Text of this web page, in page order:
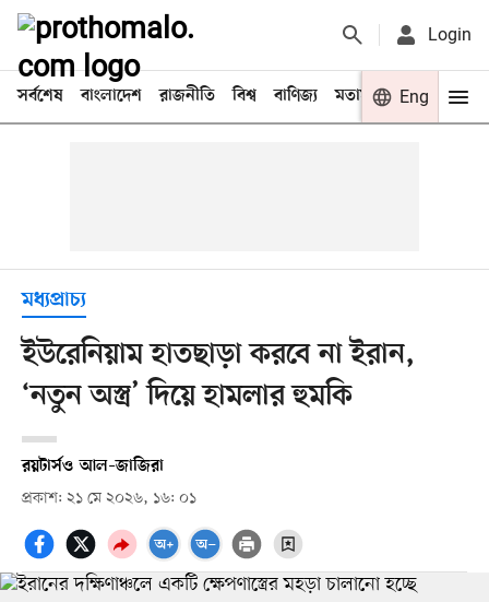
Login
সর্বশেষ বাংলাদেশ রাজনীতি বিশ্ব বাণিজ্য মতামত খেলা
Eng
মধ্যপ্রাচ্য
ইউরেনিয়াম হাতছাড়া করবে না ইরান,
‘নতুন অস্ত্র’ দিয়ে হামলার হুমকি
রয়টার্সও আল–জাজিরা
প্রকাশ: ২১ মে ২০২৬, ১৬: ০১